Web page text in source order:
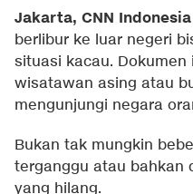
Jakarta, CNN Indonesia
berlibur ke luar negeri
situasi kacau.
wisatawan asing atau
mengunjungi negara
Bukan tak mungkin
terganggu atau bahkan
yang hilang.